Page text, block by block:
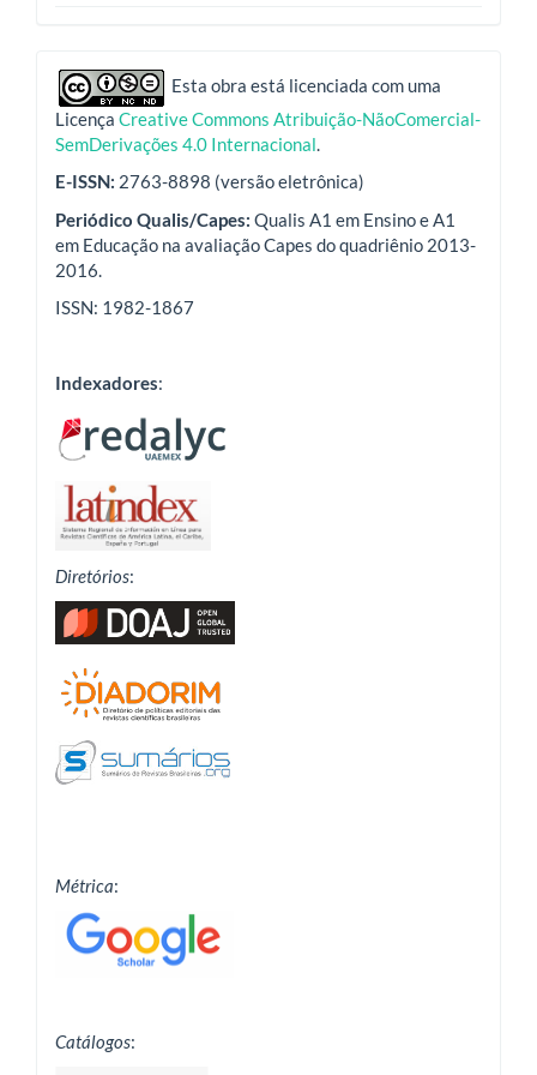
indexadoresEsta obra está licenciada com uma
Licença Creative Commons Atribuição-NãoComercial-
SemDerivações 4.0 Internacional.
E-ISSN: 2763-8898 (versão eletrônica)
Periódico Qualis/Capes: Qualis A1 em Ensino e A1
em Educação na avaliação Capes do quadriênio 2013-
2016.
ISSN: 1982-1867
Indexadores:
Diretórios:
Métrica:
Catálogos: